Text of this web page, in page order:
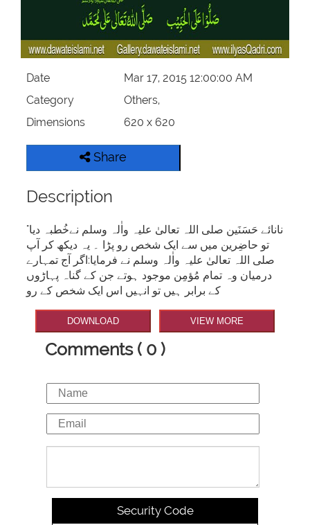
Date
Mar 17, 2015 12:00:00 AM
Category
Others,
Dimensions
620 x 620
Share
Description
"نانائے حَسَنَین صلی اللہ تعالیٰ علیہ واٰلہ وسلم نےخُطبہ دیا
تو حاضِرین میں سے ایک شخص رو پڑا ۔ یہ دیکھ کر آپ
صلی اللہ تعالیٰ علیہ واٰلہ وسلم نے فرمایا:اگر آج تمہارے
درمیان وہ تمام مُؤمِن موجود ہوتے جن کے گناہ پہاڑوں
کے برابر ہیں تو انہیں اس ایک شخص کے رو
DOWNLOAD VIEW MORE
Comments ( 0 )
Security Code